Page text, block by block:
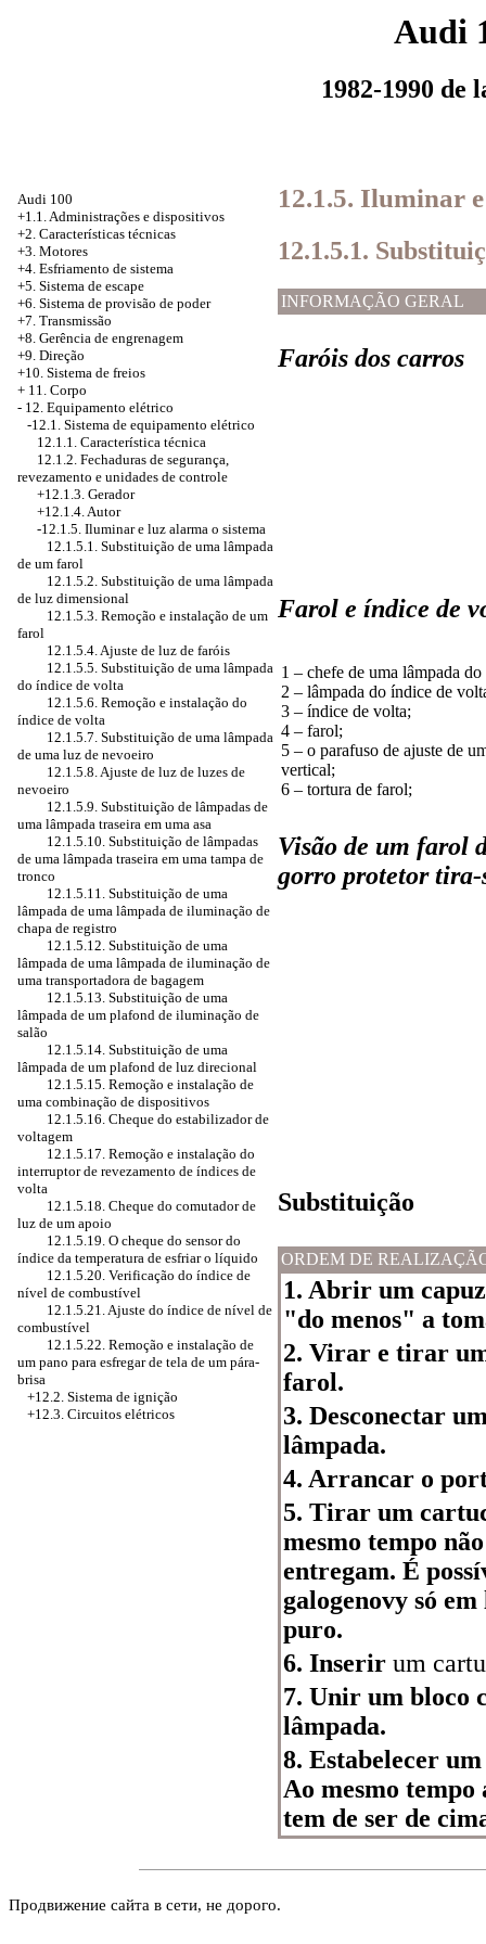
Audi
1982-1990 de
Audi 100
+1.1. Administrações e dispositivos
+2. Características técnicas
+3. Motores
+4. Esfriamento de sistema
+5. Sistema de escape
+6. Sistema de provisão de poder
+7. Transmissão
+8. Gerência de engrenagem
+9. Direção
+10. Sistema de freios
+ 11. Corpo
- 12. Equipamento elétrico
-12.1. Sistema de equipamento elétrico
12.1.1. Característica técnica
12.1.2. Fechaduras de segurança,
revezamento e unidades de controle
+12.1.3. Gerador
+12.1.4. Autor
-12.1.5. Iluminar e luz alarma o sistema
12.1.5.1. Substituição de uma lâmpada
de um farol
12.1.5.2. Substituição de uma lâmpada
de luz dimensional
12.1.5.3. Remoção e instalação de um
farol
12.1.5.4. Ajuste de luz de faróis
12.1.5.5. Substituição de uma lâmpada
do índice de volta
12.1.5.6. Remoção e instalação do
índice de volta
12.1.5.7. Substituição de uma lâmpada
de uma luz de nevoeiro
12.1.5.8. Ajuste de luz de luzes de
nevoeiro
12.1.5.9. Substituição de lâmpadas de
uma lâmpada traseira em uma asa
12.1.5.10. Substituição de lâmpadas
de uma lâmpada traseira em uma tampa de
tronco
12.1.5.11. Substituição de uma
lâmpada de uma lâmpada de iluminação de
chapa de registro
12.1.5.12. Substituição de uma
lâmpada de uma lâmpada de iluminação de
uma transportadora de bagagem
12.1.5.13. Substituição de uma
lâmpada de um plafond de iluminação de
salão
12.1.5.14. Substituição de uma
lâmpada de um plafond de luz direcional
12.1.5.15. Remoção e instalação de
uma combinação de dispositivos
12.1.5.16. Cheque do estabilizador de
voltagem
12.1.5.17. Remoção e instalação do
interruptor de revezamento de índices de
volta
12.1.5.18. Cheque do comutador de
luz de um apoio
12.1.5.19. O cheque do sensor do
índice da temperatura de esfriar o líquido
12.1.5.20. Verificação do índice de
nível de combustível
12.1.5.21. Ajuste do índice de nível de
combustível
12.1.5.22. Remoção e instalação de
um pano para esfregar de tela de um pára-
brisa
+12.2. Sistema de ignição
+12.3. Circuitos elétricos
12.1.5. Iluminar
12.1.5.1.
INFORMAÇÃO GERAL
Faróis dos carros
Farol e índice de
1 – chefe de uma lâmpada
2 – lâmpada do índice de
3 – índice de volta;
4 – farol;
5 – o parafuso de ajuste de
vertical;
6 – tortura de farol;
Visão de um farol
gorro protetor tira-
Substituição
ORDEM DE
1. Abrir um
"do menos" a
2. Virar e tirar
farol.
3. Desconectar
lâmpada.
4. Arrancar o
5. Tirar um
mesmo tempo
entregam. É
galogenovy só
puro.
6. Inserir um
7. Unir um bloco
lâmpada.
8. Estabelecer
Ao mesmo
tem de ser de
Продвижение сайта в сети, не дорого.